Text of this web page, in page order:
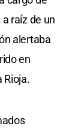
raíz de un
alertaba
en
Rioja.